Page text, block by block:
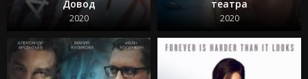
Довод
2020
театра
2020